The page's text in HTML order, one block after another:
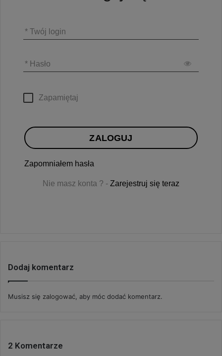
* Twój login
* Hasło
Zapamiętaj
ZALOGUJ
Zapomniałem hasła
Nie masz konta ? - Zarejestruj się teraz
Dodaj komentarz
Musisz się zalogować, aby móc dodać komentarz.
2 Komentarze